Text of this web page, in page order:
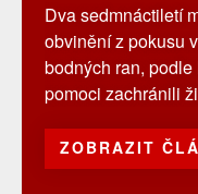
Dva sedmnáctiletí
obvinění z pokusu
bodných ran,
pomoci zachránili
ZOBRAZIT